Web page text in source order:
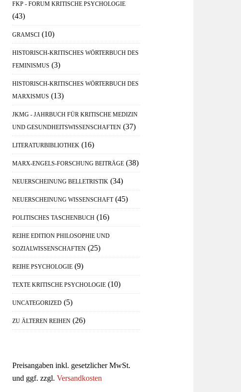
FKP - FORUM KRITISCHE PSYCHOLOGIE
(43)
GRAMSCI (10)
HISTORISCH-KRITISCHES WÖRTERBUCH DES
FEMINISMUS (3)
HISTORISCH-KRITISCHES WÖRTERBUCH DES
MARXISMUS (13)
JKMG - JAHRBUCH FÜR KRITISCHE MEDIZIN
UND GESUNDHEITSWISSENSCHAFTEN (37)
LITERATURBIBLIOTHEK (16)
MARX-ENGELS-FORSCHUNG BEITRÄGE (38)
NEUERSCHEINUNG BELLETRISTIK (34)
NEUERSCHEINUNG WISSENSCHAFT (45)
POLITISCHES TASCHENBUCH (16)
REIHE EDITION PHILOSOPHIE UND
SOZIALWISSENSCHAFTEN (25)
REIHE PSYCHOLOGIE (9)
TEXTE KRITISCHE PSYCHOLOGIE (10)
UNCATEGORIZED (5)
ZU ÄLTEREN REIHEN (26)
Preisangaben inkl. gesetzlicher MwSt.
und ggf. zzgl. Versandkosten